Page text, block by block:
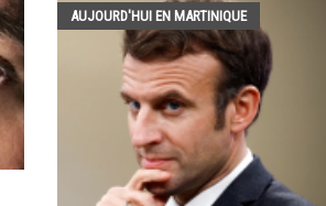
AUJOURD'HUI EN MARTINIQUE